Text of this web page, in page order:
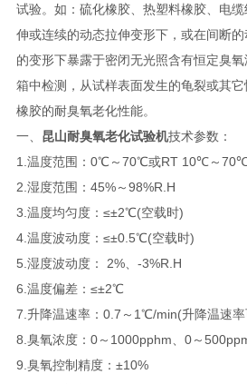
试验。如：硫化橡胶、热塑料橡胶、电
伸或连续的动态拉伸变形下，或在间断
的变形下暴露于密闭无光照含有恒定臭
箱中检测，从试样表面发生的龟裂或其
橡胶的耐臭氧老化性能。
一、 昆山耐臭氧老化试验机技术参数：
1.温度范围：0℃～70℃或RT 10℃～
2.湿度范围：45%～98%R.H
3.温度均匀度：≤±2℃(空载时)
4.温度波动度：≤±0.5℃(空载时)
5.湿度波动度： 2%、-3%R.H
6.温度偏差：≤±2℃
7.升降温速率：0.7～1℃/min(升降温速
8.臭氧浓度：0～1000pphm、0～
9.臭氧控制精度：±10%